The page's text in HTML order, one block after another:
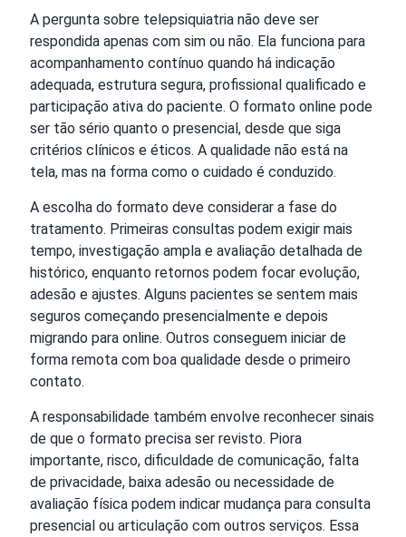
A pergunta sobre telepsiquiatria não deve ser
respondida apenas com sim ou não. Ela funciona para
acompanhamento contínuo quando há indicação
adequada, estrutura segura, profissional qualificado e
participação ativa do paciente. O formato online pode
ser tão sério quanto o presencial, desde que siga
critérios clínicos e éticos. A qualidade não está na
tela, mas na forma como o cuidado é conduzido.
A escolha do formato deve considerar a fase do
tratamento. Primeiras consultas podem exigir mais
tempo, investigação ampla e avaliação detalhada de
histórico, enquanto retornos podem focar evolução,
adesão e ajustes. Alguns pacientes se sentem mais
seguros começando presencialmente e depois
migrando para online. Outros conseguem iniciar de
forma remota com boa qualidade desde o primeiro
contato.
A responsabilidade também envolve reconhecer sinais
de que o formato precisa ser revisto. Piora
importante, risco, dificuldade de comunicação, falta
de privacidade, baixa adesão ou necessidade de
avaliação física podem indicar mudança para consulta
presencial ou articulação com outros serviços. Essa